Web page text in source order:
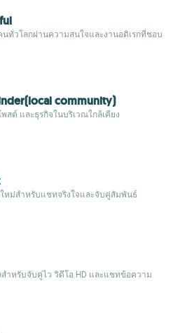
นทั่วโลกผ่านความสนใจและงานอดิเรกที่ชอบ
community)
สต์ และธุรกิจในบริเวณใกล้เคียง
หม่สำหรับแชทจริงใจและจับคู่สัมพันธ์
ำหรับจับคู่ไว วิดีโอ HD และแชทข้อความ